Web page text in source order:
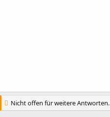
Nicht offen für weitere Antworten.